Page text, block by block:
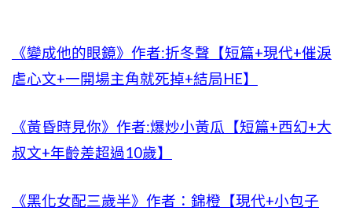
《變成他的眼鏡》作者:折冬聲【短篇+現代+催淚
虐心文+一開場主角就死掉+結局HE】
《黃昏時見你》作者:爆炒小黃瓜【短篇+西幻+大
叔文+年齡差超過10歲】
《黑化女配三歲半》作者：錦橙【現代+小包子